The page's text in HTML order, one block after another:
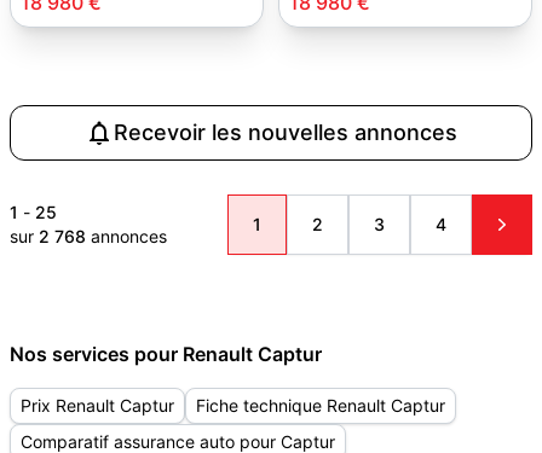
Recevoir les nouvelles annonces
1 - 25
sur 2 768 annonces
1 2 3 4
Nos services pour Renault Captur
Prix Renault Captur
Fiche technique Renault Captur
Comparatif assurance auto pour Captur